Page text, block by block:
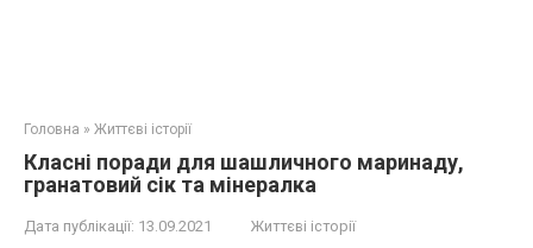
Головна » Життєві історії
Класні поради для шашличного маринаду,
гранатовий сік та мінералка
Дата публікації: 13.09.2021 Життєві історії